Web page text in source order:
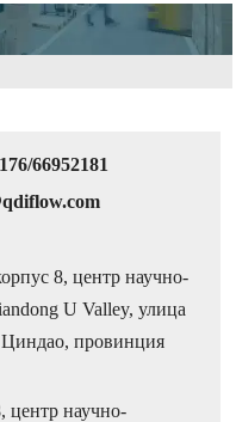
66952181
8, центр научно-
U Valley, улица
провинция
центр научно-